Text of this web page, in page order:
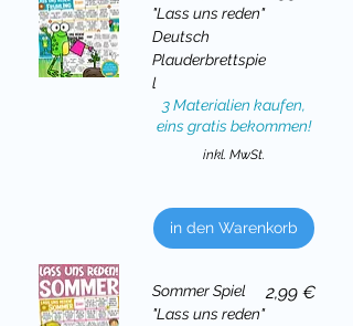
"Lass uns reden"
Deutsch
Plauderbrettspie
l
3 Materialien kaufen,
eins gratis bekommen!
inkl. MwSt.
in den Warenkorb
Sommer Spiel
"Lass uns reden"
Preis
2,99 €